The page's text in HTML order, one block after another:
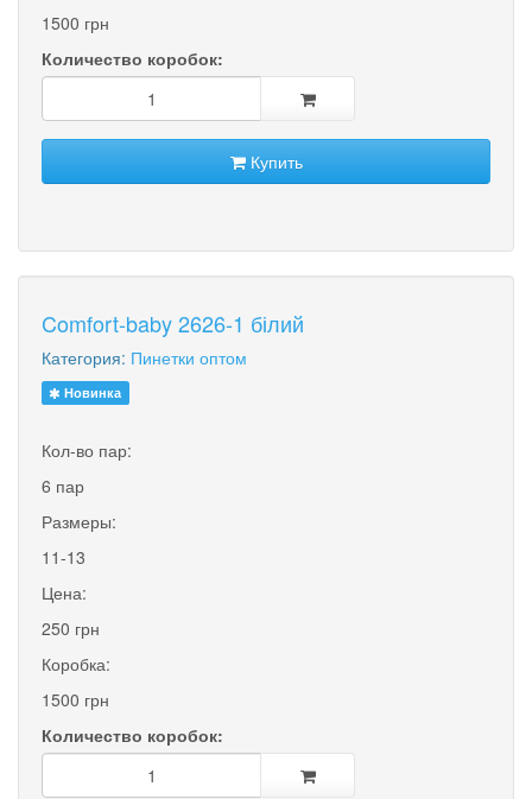
1500 грн
Количество коробок:
Купить
Comfort-baby 2626-1 білий
Категория: Пинетки оптом
Новинка
Кол-во пар:
6 пар
Размеры:
11-13
Цена:
250 грн
Коробка:
1500 грн
Количество коробок: